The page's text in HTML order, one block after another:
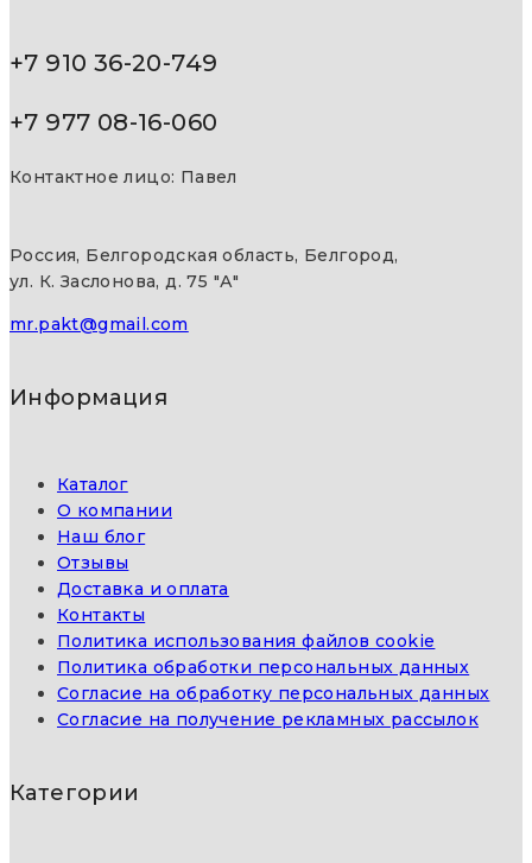
+7 910 36-20-749
+7 977 08-16-060
Контактное лицо: Павел
Россия, Белгородская область, Белгород,
ул. К. Заслонова, д. 75 "А"
mr.pakt@gmail.com
Информация
Каталог
О компании
Наш блог
Отзывы
Доставка и оплата
Контакты
Политика использования файлов cookie
Политика обработки персональных данных
Согласие на обработку персональных данных
Согласие на получение рекламных рассылок
Категории